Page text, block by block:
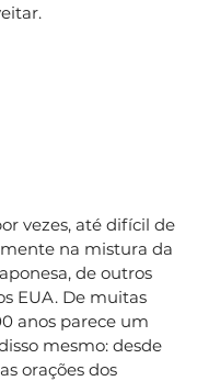
vezes, até difícil de
na mistura da
de outros
EUA. De muitas
anos parece um
mesmo: desde
orações dos